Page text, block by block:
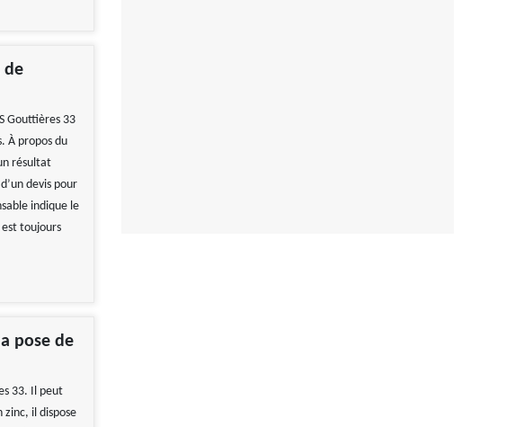
de
Gouttières 33
À propos du
résultat
devis pour
indique le
toujours
pose de
33. Il peut
zinc, il dispose